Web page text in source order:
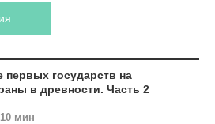
первых государств на
в древности. Часть 2
мин